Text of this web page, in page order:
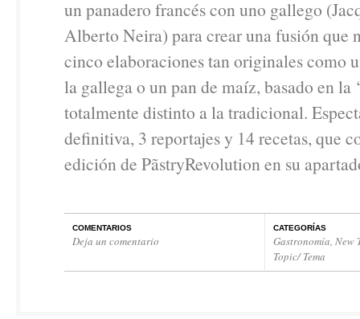
un panadero francés con uno gallego
Alberto Neira) para crear una fusión que
cinco elaboraciones tan originales como
la gallega o un pan de maíz, basado en la
totalmente distinto a la tradicional.
definitiva, 3 reportajes y 14 recetas, que
edición de PãstryRevolution en su
COMENTARIOS
Deja un comentario
CATEGORÍAS
Gastronomía, New
Topic/ Tema